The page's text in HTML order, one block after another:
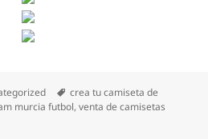
Etiquetas
crea tu camiseta de
murcia futbol,venta de camisetas